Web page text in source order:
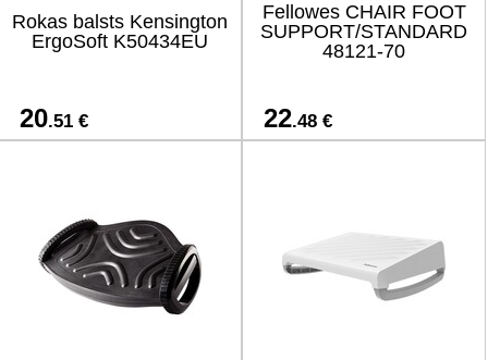
Rokas balsts Kensington
ErgoSoft K50434EU
20.51 €
Fellowes CHAIR FOOT
SUPPORT/STANDARD
48121-70
22.48 €